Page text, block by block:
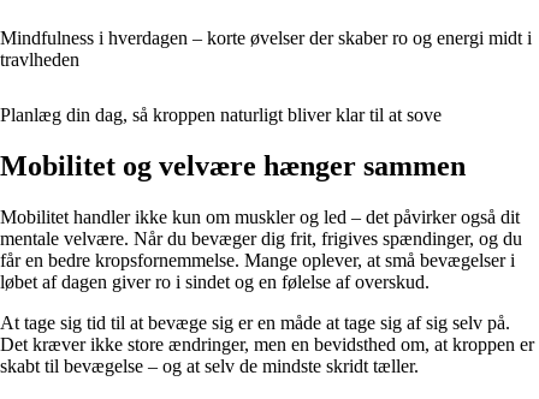
Mindfulness i hverdagen – korte øvelser der skaber ro og energi midt i
travlheden
Planlæg din dag, så kroppen naturligt bliver klar til at sove
Mobilitet og velvære hænger sammen
Mobilitet handler ikke kun om muskler og led – det påvirker også dit
mentale velvære. Når du bevæger dig frit, frigives spændinger, og du
får en bedre kropsfornemmelse. Mange oplever, at små bevægelser i
løbet af dagen giver ro i sindet og en følelse af overskud.
At tage sig tid til at bevæge sig er en måde at tage sig af sig selv på.
Det kræver ikke store ændringer, men en bevidsthed om, at kroppen er
skabt til bevægelse – og at selv de mindste skridt tæller.